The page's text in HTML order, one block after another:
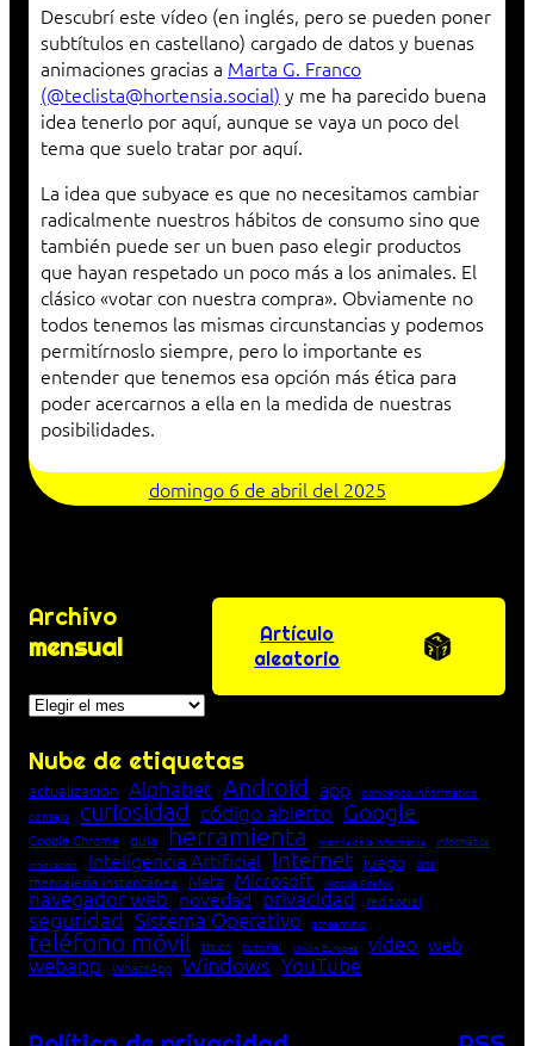
Descubrí este vídeo (en inglés, pero se pueden poner
subtítulos en castellano) cargado de datos y buenas
animaciones gracias a Marta G. Franco
(@teclista@hortensia.social) y me ha parecido buena
idea tenerlo por aquí, aunque se vaya un poco del
tema que suelo tratar por aquí.
La idea que subyace es que no necesitamos cambiar
radicalmente nuestros hábitos de consumo sino que
también puede ser un buen paso elegir productos
que hayan respetado un poco más a los animales. El
clásico «votar con nuestra compra». Obviamente no
todos tenemos las mismas circunstancias y podemos
permitírnoslo siempre, pero lo importante es
entender que tenemos esa opción más ética para
poder acercarnos a ella en la medida de nuestras
posibilidades.
domingo 6 de abril del 2025
Archivo
mensual
Archivos
Artículo
aleatorio
Nube de etiquetas
actualización Alphabet Android app concepto informático
consejo
curiosidad código abierto Google
Google Chrome guía herramienta historia de la Informática Informática
innovación Inteligencia Artificial Internet juego lista
mensajería instantánea Meta Microsoft Mozilla Firefox
navegador web novedad privacidad red social
seguridad Sistema Operativo streaming
teléfono móvil truco tutorial Unión Europea vídeo web
webapp WhatsApp Windows YouTube